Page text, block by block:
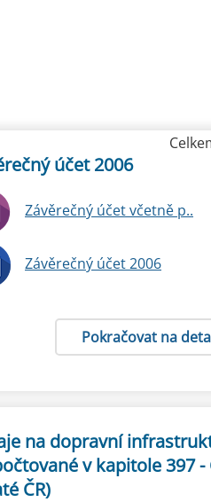
účet 2006
Závěrečný účet včetně p..
Závěrečný účet 2006
Pokračovat na
na dopravní
v kapitole 397 -
ČR)